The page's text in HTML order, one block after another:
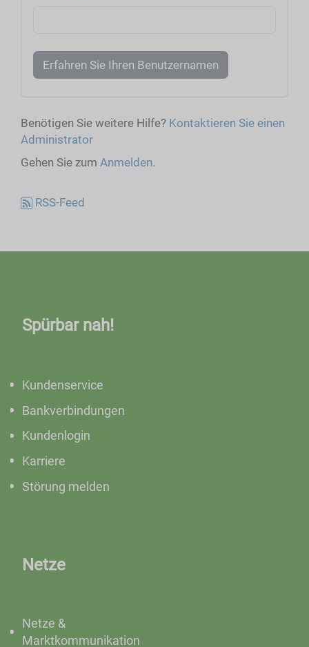
Erfahren Sie Ihren Benutzernamen
Benötigen Sie weitere Hilfe? Kontaktieren Sie einen
Administrator
Gehen Sie zum Anmelden.
RSS-Feed
Spürbar nah!
Kundenservice
Bankverbindungen
Kundenlogin
Karriere
Störung melden
Netze
Netze &
Marktkommunikation